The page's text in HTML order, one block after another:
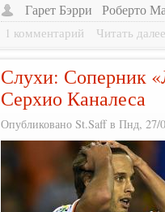
Гарет Бэрри Роберто
1 комментарий Читать
Слухи: Соперник
Серхио Каналеса
Опубликовано St.Saff в Пнд, 27/